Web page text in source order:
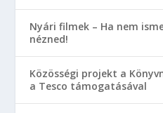
Nyári filmek – Ha nem
nézned!
Közösségi projekt a
a Tesco támogatásával